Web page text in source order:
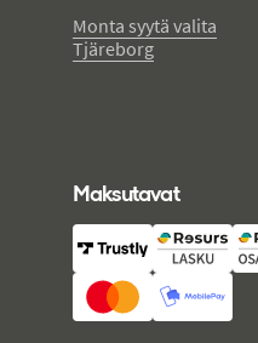
Monta syytä valita
Tjäreborg
Maksutavat